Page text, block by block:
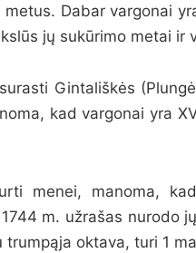
Dabar vargonai
jų sukūrimo metai ir
Gintališkės
kad vargonai yra
menei, manoma,
m. užrašas nurodo
trumpąja oktava, turi 1